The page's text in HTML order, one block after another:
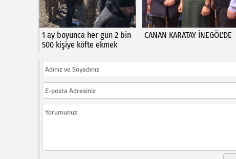
1 ay boyunca her gün 2 bin
500 kişiye köfte ekmek
CANAN KARATAY İNEGÖL'DE